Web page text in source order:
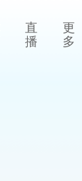
直
播
更
多